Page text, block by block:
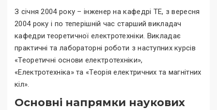
З січня 2004 року – інженер на кафедрі ТЕ, з вересня
2004 року і по теперішній час старший викладач
кафедри теоретичної електротехніки. Викладає
практичні та лабораторні роботи з наступних курсів
«Теоретичні основи електротехніки»,
«Електротехніка» та «Теорія електричних та магнітних
кіл».
Основні напрямки наукових